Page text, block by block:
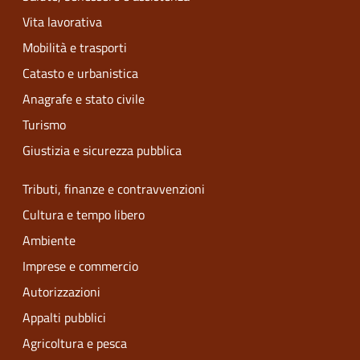
Vita lavorativa
Mobilità e trasporti
Catasto e urbanistica
Anagrafe e stato civile
Turismo
Giustizia e sicurezza pubblica
Tributi, finanze e contravvenzioni
Cultura e tempo libero
Ambiente
Imprese e commercio
Autorizzazioni
Appalti pubblici
Agricoltura e pesca